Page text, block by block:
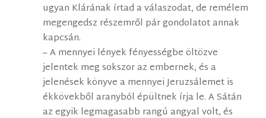
ugyan Klárának írtad a válaszodat, de remélem
megengedsz részemről pár gondolatot annak
kapcsán.
– A mennyei lények fényességbe öltözve
jelentek meg sokszor az embernek, és a
jelenések könyve a mennyei Jeruzsálemet is
ékkövekből aranyból épültnek írja le. A Sátán
az egyik legmagasabb rangú angyal volt, és